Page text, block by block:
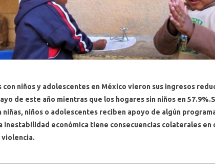
con niños y adolescentes en México vieron sus ingresos
de este año mientras que los hogares sin niños en
niñas, niños o adolescentes reciben apoyo de algún
inestabilidad económica tiene consecuencias colaterales en
violencia.